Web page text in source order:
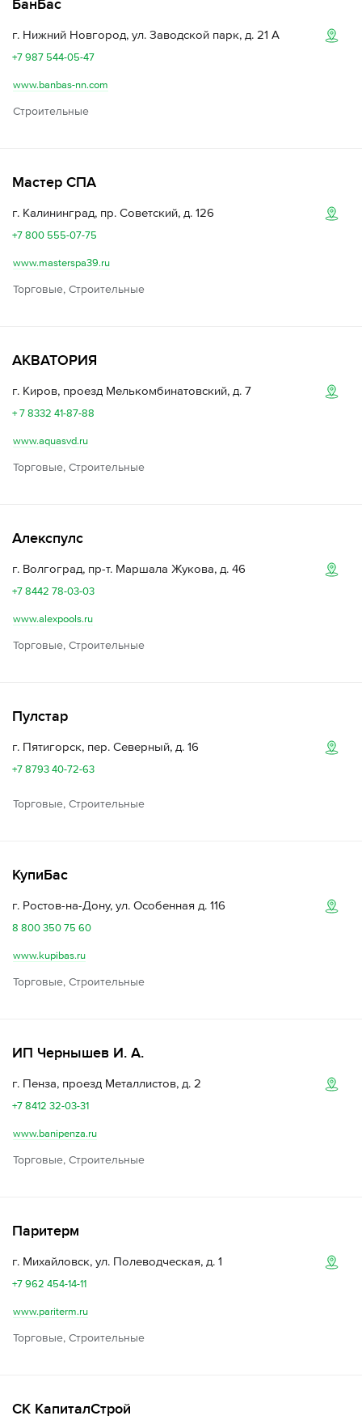
БанБаc
г. Нижний Новгород, ул. Заводской парк, д. 21 А
+7 987 544-05-47
www.banbas-nn.com
Строительные
Мастер СПА
г. Калининград, пр. Советский, д. 126
+7 800 555-07-75
www.masterspa39.ru
Торговые, Строительные
АКВАТОРИЯ
г. Киров, проезд Мелькомбинатовский, д. 7
+ 7 8332 41-87-88
www.aquasvd.ru
Торговые, Строительные
Алекспулс
г. Волгоград, пр-т. Маршала Жукова, д. 46
+7 8442 78-03-03
www.alexpools.ru
Торговые, Строительные
Пулстар
г. Пятигорск, пер. Северный, д. 16
+7 8793 40-72-63
Торговые, Строительные
КупиБас
г. Ростов-на-Дону, ул. Особенная д. 116
8 800 350 75 60
www.kupibas.ru
Торговые, Строительные
ИП Чернышев И. А.
г. Пенза, проезд Металлистов, д. 2
+7 8412 32-03-31
www.banipenza.ru
Торговые, Строительные
Паритерм
г. Михайловск, ул. Полеводческая, д. 1
+7 962 454-14-11
www.pariterm.ru
Торговые, Строительные
СК КапиталСтрой